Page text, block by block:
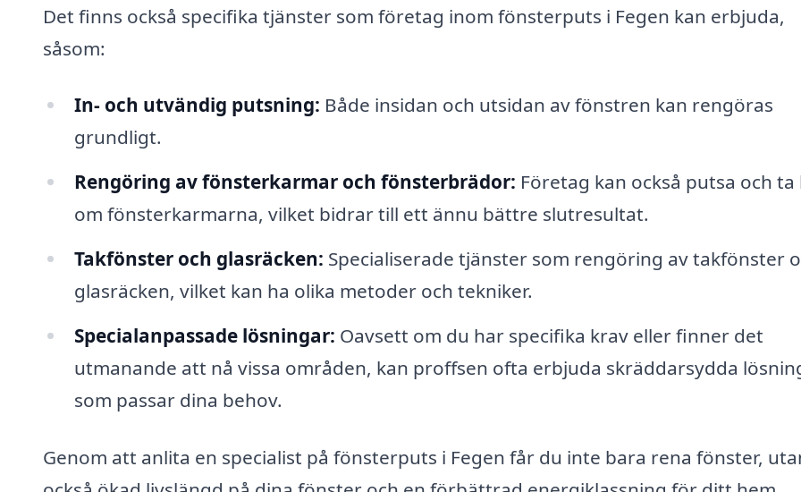
Det finns också specifika tjänster som företag inom fönsterputs i Fegen kan erbjuda,
såsom:
In- och utvändig putsning: Både insidan och utsidan av fönstren kan rengöras
grundligt.
Rengöring av fönsterkarmar och fönsterbrädor: Företag kan också putsa och ta
om fönsterkarmarna, vilket bidrar till ett ännu bättre slutresultat.
Takfönster och glasräcken: Specialiserade tjänster som rengöring av takfönster
glasräcken, vilket kan ha olika metoder och tekniker.
Specialanpassade lösningar: Oavsett om du har specifika krav eller finner det
utmanande att nå vissa områden, kan proffsen ofta erbjuda skräddarsydda
som passar dina behov.
Genom att anlita en specialist på fönsterputs i Fegen får du inte bara rena fönster,